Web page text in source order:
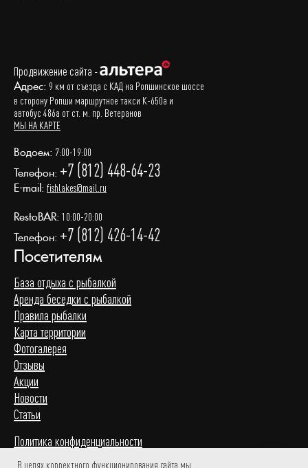
Продвижение сайта -
Посетителям
База отдыха с рыбалкой
Аренда беседки с рыбалкой
Правила рыбалки
Карта территории
Фотогалерея
Отзывы
Акции
Новости
Статьи
Политика конфиденциальности
Пользовательское соглашение
Адрес: 9 км от съезда с КАД на Ропшинское шоссе
в сторону Ропши маршрутное такси К-650а и
автобус 486а от ст. м. пр. Ветеранов
МЫ НА КАРТЕ
Водоем: 7:00-19:00
Телефон: +7 (812) 448-64-23
E-mail: fishlakes@mail.ru
RestoBAR: 10:00-20:00
Телефон: +7 (812) 426-14-42
В целях корректного функционирования сайта мы